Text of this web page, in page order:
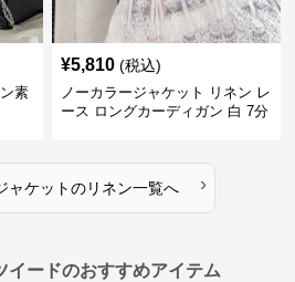
素
¥5,810 (税込)
ノーカラージャケット リネン レ
ース ロングカーディガン 白 7分
ャケットのリネン一覧へ ›
イードのおすすめアイテム